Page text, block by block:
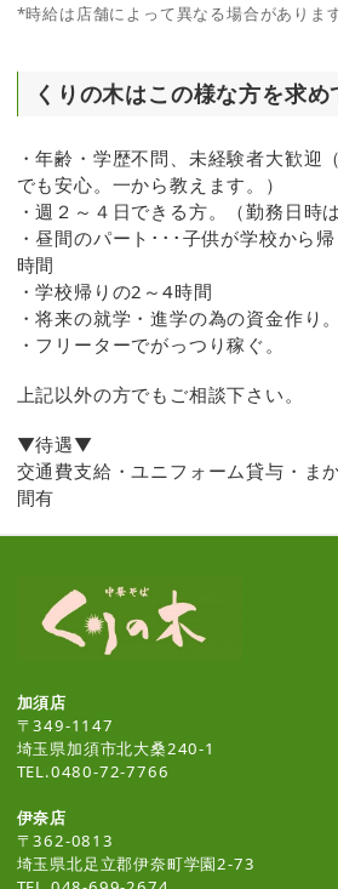
*時給は店舗によって異なる場合がありま
くりの木はこの様な方を求め
・年齢・学歴不問、未経験者大歓迎
でも安心。一から教えます。）
・週２～４日できる方。（勤務日時
・昼間のパート･･･子供が学校から
時間
・学校帰りの2～4時間
・将来の就学・進学の為の資金作り。
・フリーターでがっつり稼ぐ。
上記以外の方でもご相談下さい。
▼待遇▼
交通費支給・ユニフォーム貸与・ま
間有
加須店
〒349-1147
埼玉県加須市北大桑240-1
TEL.0480-72-7766
伊奈店
〒362-0813
埼玉県北足立郡伊奈町学園2-73